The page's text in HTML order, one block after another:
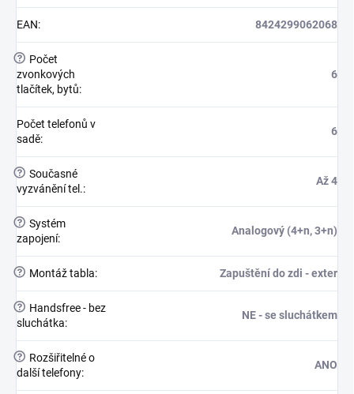
EAN: 8424299062068
?
Počet
zvonkových
tlačítek, bytů:
6
Počet telefonů v
sadě:
6
? Současné
vyzvánění tel.:
Až 4
? Systém
zapojení:
Analogový (4+n, 3+n)
? Montáž tabla: Zapuštění do zdi - exter
?
Handsfree - bez
sluchátka:
NE - se sluchátkem
?
Rozšiřitelné o
další telefony:
ANO